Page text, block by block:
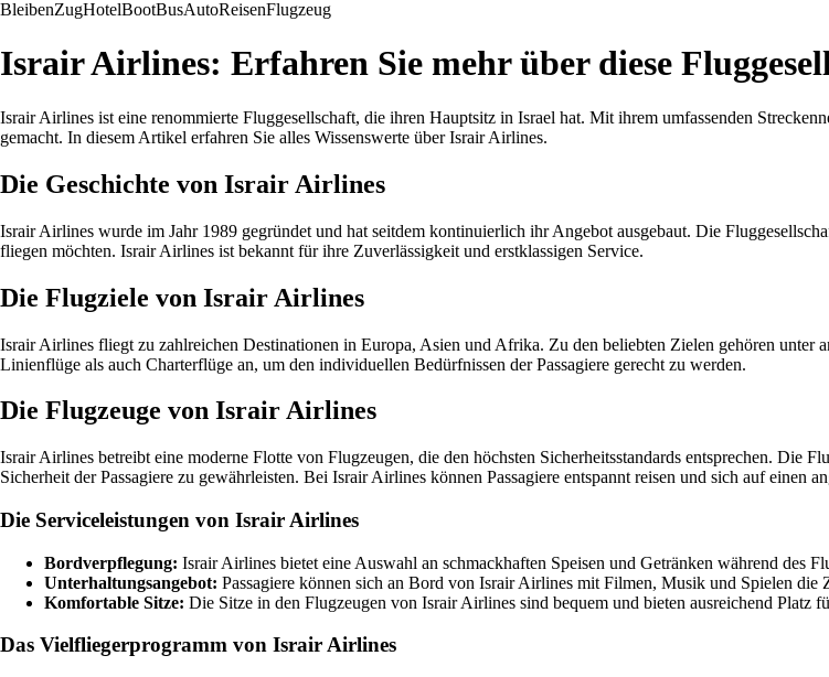
BleibenZugHotelBootBusAutoReisenFlugzeug
Israir Airlines: Erfahren Sie mehr über diese
Israir Airlines ist eine renommierte Fluggesellschaft, die ihren Hauptsitz in Israel hat. Mit ihrem umfassenden
gemacht. In diesem Artikel erfahren Sie alles Wissenswerte über Israir Airlines.
Die Geschichte von Israir Airlines
Israir Airlines wurde im Jahr 1989 gegründet und hat seitdem kontinuierlich ihr Angebot ausgebaut. Die
fliegen möchten. Israir Airlines ist bekannt für ihre Zuverlässigkeit und erstklassigen Service.
Die Flugziele von Israir Airlines
Israir Airlines fliegt zu zahlreichen Destinationen in Europa, Asien und Afrika. Zu den beliebten Zielen gehören
Linienflüge als auch Charterflüge an, um den individuellen Bedürfnissen der Passagiere gerecht zu werden.
Die Flugzeuge von Israir Airlines
Israir Airlines betreibt eine moderne Flotte von Flugzeugen, die den höchsten Sicherheitsstandards entsprechen. Die
Sicherheit der Passagiere zu gewährleisten. Bei Israir Airlines können Passagiere entspannt reisen und sich auf einen
Die Serviceleistungen von Israir Airlines
Bordverpflegung: Israir Airlines bietet eine Auswahl an schmackhaften Speisen und Getränken während des
Unterhaltungsangebot: Passagiere können sich an Bord von Israir Airlines mit Filmen, Musik und Spielen die
Komfortable Sitze: Die Sitze in den Flugzeugen von Israir Airlines sind bequem und bieten ausreichend Platz
Das Vielfliegerprogramm von Israir Airlines